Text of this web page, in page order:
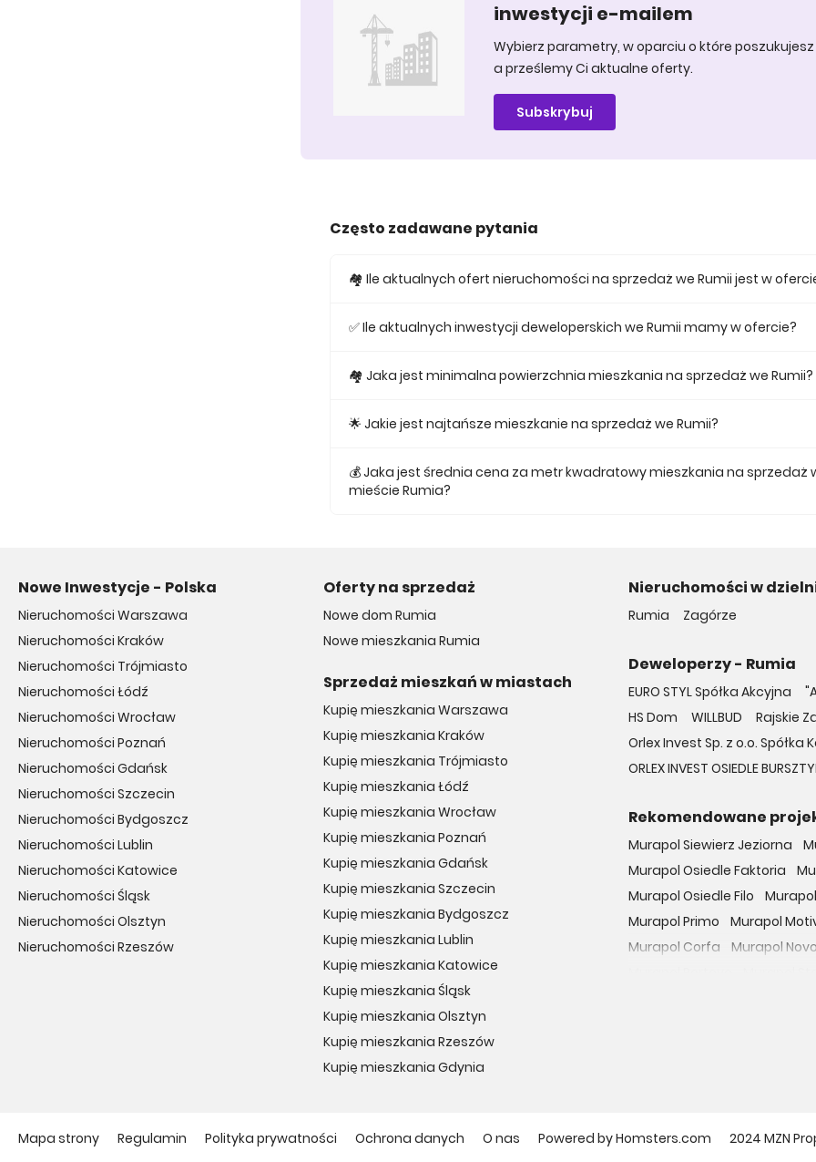
inwestycji e-mailem
Wybierz parametry, w oparciu o które
a prześlemy Ci aktualne oferty.
Subskrybuj
Często zadawane pytania
🏘️ Ile aktualnych ofert nieruchomości na sprzedaż we Rumii jest w
✅ Ile aktualnych inwestycji deweloperskich we Rumii mamy w ofercie?
🏘 Jaka jest minimalna powierzchnia mieszkania na sprzedaż we Rumii?
🌟 Jakie jest najtańsze mieszkanie na sprzedaż we Rumii?
💰 Jaka jest średnia cena za metr kwadratowy mieszkania na sprzedaż
mieście Rumia?
Nowe Inwestycje - Polska
Nieruchomości Warszawa
Nieruchomości Kraków
Nieruchomości Trójmiasto
Nieruchomości Łódź
Nieruchomości Wrocław
Nieruchomości Poznań
Nieruchomości Gdańsk
Nieruchomości Szczecin
Nieruchomości Bydgoszcz
Nieruchomości Lublin
Nieruchomości Katowice
Nieruchomości Śląsk
Nieruchomości Olsztyn
Nieruchomości Rzeszów
Oferty na sprzedaż
Nowe dom Rumia
Nowe mieszkania Rumia
Sprzedaż mieszkań w miastach
Kupię mieszkania Warszawa
Kupię mieszkania Kraków
Kupię mieszkania Trójmiasto
Kupię mieszkania Łódź
Kupię mieszkania Wrocław
Kupię mieszkania Poznań
Kupię mieszkania Gdańsk
Kupię mieszkania Szczecin
Kupię mieszkania Bydgoszcz
Kupię mieszkania Lublin
Kupię mieszkania Katowice
Kupię mieszkania Śląsk
Kupię mieszkania Olsztyn
Kupię mieszkania Rzeszów
Kupię mieszkania Gdynia
Nieruchomości w
Rumia Zagórze
Deweloperzy - Rumia
EURO STYL Spółka Akcyjna
HS Dom
WILLBUD Rajskie
Orlex Invest Sp. z o.o.
ORLEX INVEST OSIEDLE
Rekomendowane
Murapol Siewierz Jeziorna
Murapol Osiedle Faktoria
Murapol Osiedle Filo
Murapol Primo
Murapol
Murapol Corfa
Murapol Novo
Mapa strony Regulamin Polityka prywatności Ochrona danych O nas Powered by Homsters.com 2024 MZN